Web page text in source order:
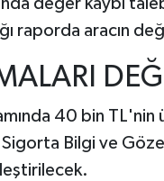
raporda aracın
40 bin
Bilgi ve